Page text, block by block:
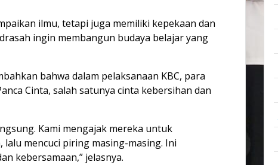
ilmu, tetapi juga memiliki kepekaan dan
ingin membangun budaya belajar yang
bahwa dalam pelaksanaan KBC, para
Cinta, salah satunya cinta kebersihan dan
Kami mengajak mereka untuk
mencuci piring masing-masing. Ini
kebersamaan,” jelasnya.